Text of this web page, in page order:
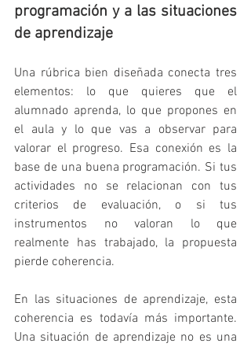
programación y a las situaciones
de aprendizaje
Una rúbrica bien diseñada conecta tres
elementos: lo que quieres que el
alumnado aprenda, lo que propones en
el aula y lo que vas a observar para
valorar el progreso. Esa conexión es la
base de una buena programación. Si tus
actividades no se relacionan con tus
criterios de evaluación, o si tus
instrumentos no valoran lo que
realmente has trabajado, la propuesta
pierde coherencia.
En las situaciones de aprendizaje, esta
coherencia es todavía más importante.
Una situación de aprendizaje no es una